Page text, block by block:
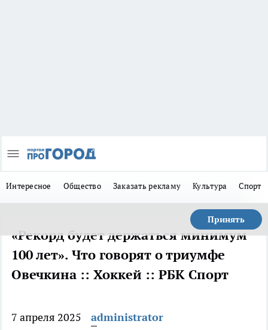
Интересное Общество Заказать рекламу Культура Спорт
Принять
«Рекорд будет держаться минимум
100 лет». Что говорят о триумфе
Овечкина :: Хоккей :: РБК Спорт
7 апреля 2025 administrator